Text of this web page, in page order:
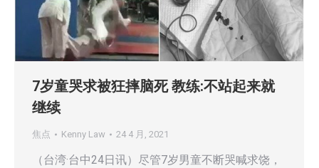
7岁童哭求被狂摔脑死 教练:不站起来就
继续
焦点 Kenny Law 24 4 月, 2021
（台湾·台中24日讯）尽管7岁男童不断哭喊求饶，